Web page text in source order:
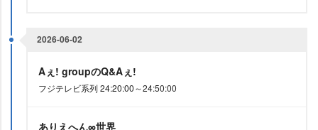
2026-06-02
Aぇ! groupのQ&Aぇ!
フジテレビ系列 24:20:00～24:50:00
ありえへん∞世界